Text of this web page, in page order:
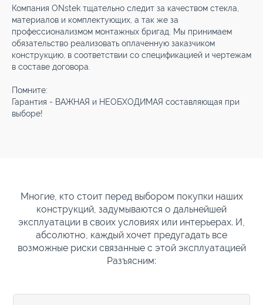
Компания ONstek тщательно следит за качеством стекла,
материалов и комплектующих, а так же за
профессионализмом монтажных бригад. Мы принимаем
обязательство реализовать оплаченную заказчиком
конструкцию, в соответствии со спецификацией и чертежам
в составе договора.
Помните:
Гарантия - ВАЖНАЯ и НЕОБХОДИМАЯ составляющая при
выборе!
Многие, кто стоит перед выбором покупки наших
конструкций, задумываются о дальнейшей
эксплуатации в своих условиях или интерьерах. И,
абсолютно, каждый хочет предугадать все
возможные риски связанные с этой эксплуатацией
Разъясним: